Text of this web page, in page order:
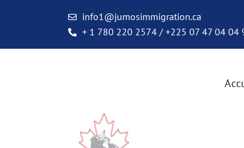
info1@jumosimmigration.ca
+ 1 780 220 2574 / +225 07 47 04 04